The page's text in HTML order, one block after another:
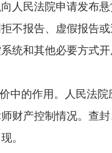
人民法院申请发布
不报告、虚假报告或
和其他必要方式开
的作用。人民法院
财产控制情况。查
。